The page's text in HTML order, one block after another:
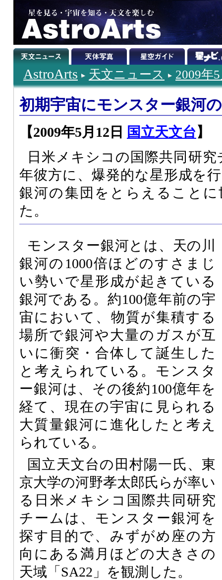
AstroArts 天文ニュース 2009年
初期宇宙にモンスター銀河
【2009年5月12日 国立天文台】
日米メキシコの国際共同研
年彼方に、爆発的な星形成を
銀河の集団をとらえること
た。
モンスター銀河とは、天の川
銀河の1000倍ほどのすさまじ
い勢いで星形成が起きている
銀河である。約100億年前の宇
宙において、物質が集積する
場所で銀河や大量のガスが互
いに衝突・合体して誕生した
と考えられている。モンスタ
ー銀河は、その後約100億年を
経て、現在の宇宙に見られる
大質量銀河に進化したと考え
られている。
国立天文台の田村陽一氏、東
京大学の河野孝太郎氏らが率い
る日米メキシコ国際共同研究
チームは、モンスター銀河を
探す目的で、みずがめ座の方
向にある満月ほどの大きさの
天域「SA22」を観測した。